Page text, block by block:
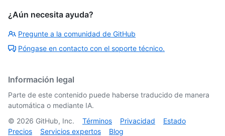
¿Aún necesita ayuda?
Pregunte a la comunidad de GitHub
Póngase en contacto con el soporte técnico.
Información legal
Parte de este contenido puede haberse traducido de manera
automática o mediante IA.
© 2026 GitHub, Inc. Términos Privacidad
Estado
Precios
Servicios expertos Blog